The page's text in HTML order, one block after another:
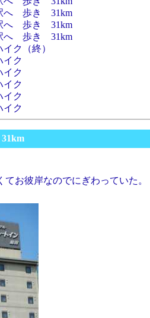
へ 歩き 31km
へ 歩き 31km
へ 歩き 31km
ク（終）
ク
ク
ク
ク
ク
お彼岸なのでにぎわっていた。